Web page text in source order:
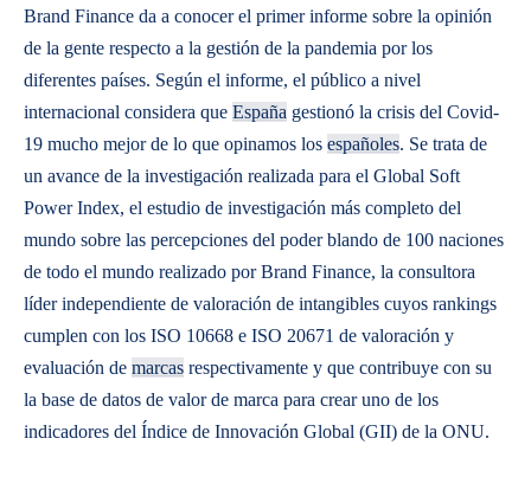
Brand Finance da a conocer el primer informe sobre la opinión
de la gente respecto a la gestión de la pandemia por los
diferentes países. Según el informe, el público a nivel
internacional considera que España gestionó la crisis del Covid-
19 mucho mejor de lo que opinamos los españoles. Se trata de
un avance de la investigación realizada para el Global Soft
Power Index, el estudio de investigación más completo del
mundo sobre las percepciones del poder blando de 100 naciones
de todo el mundo realizado por Brand Finance, la consultora
líder independiente de valoración de intangibles cuyos rankings
cumplen con los ISO 10668 e ISO 20671 de valoración y
evaluación de marcas respectivamente y que contribuye con su
la base de datos de valor de marca para crear uno de los
indicadores del Índice de Innovación Global (GII) de la ONU.